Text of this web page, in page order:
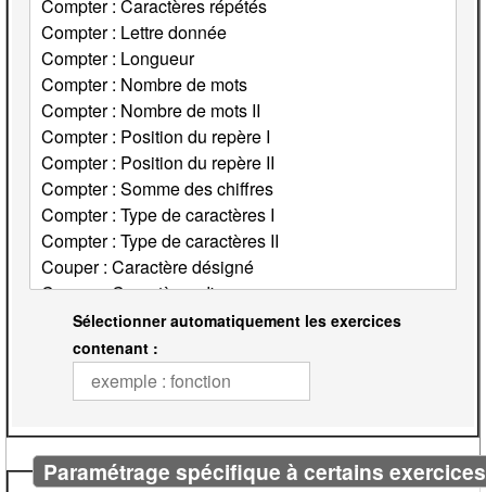
Sélectionner automatiquement les exercices
contenant :
Paramétrage spécifique à certains